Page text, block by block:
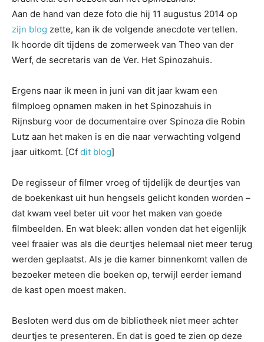
Aan de hand van deze foto die hij 11 augustus 2014 op
zijn blog zette, kan ik de volgende anecdote vertellen.
Ik hoorde dit tijdens de zomerweek van Theo van der
Werf, de secretaris van de Ver. Het Spinozahuis.
Ergens naar ik meen in juni van dit jaar kwam een
filmploeg opnamen maken in het Spinozahuis in
Rijnsburg voor de documentaire over Spinoza die Robin
Lutz aan het maken is en die naar verwachting volgend
jaar uitkomt. [Cf dit blog]
De regisseur of filmer vroeg of tijdelijk de deurtjes van
de boekenkast uit hun hengsels gelicht konden worden –
dat kwam veel beter uit voor het maken van goede
filmbeelden. En wat bleek: allen vonden dat het eigenlijk
veel fraaier was als die deurtjes helemaal niet meer terug
werden geplaatst. Als je die kamer binnenkomt vallen de
bezoeker meteen die boeken op, terwijl eerder iemand
de kast open moest maken.
Besloten werd dus om de bibliotheek niet meer achter
deurtjes te presenteren. En dat is goed te zien op deze